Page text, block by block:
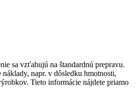
sa vzťahujú na štandardnú prepravu.
napr. v dôsledku hmotnosti,
Tieto informácie nájdete priamo